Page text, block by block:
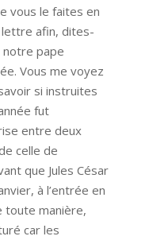
vous le faites en
afin, dites-
notre pape
Vous me voyez
si instruites
fut
entre deux
celle de
que Jules César
à l’entrée en
toute manière,
car les